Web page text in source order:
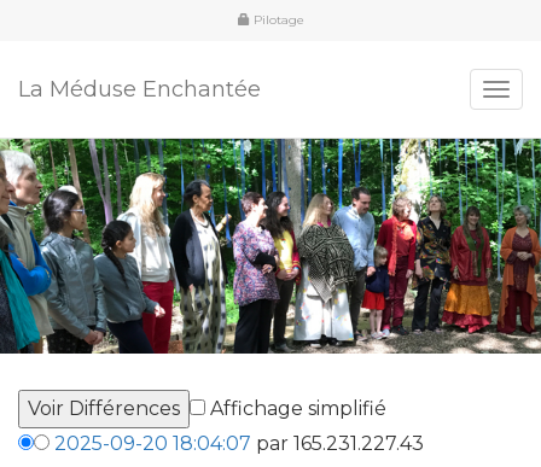
Pilotage
La Méduse Enchantée
Affichage simplifié
2025-09-20 18:04:07 par 165.231.227.43